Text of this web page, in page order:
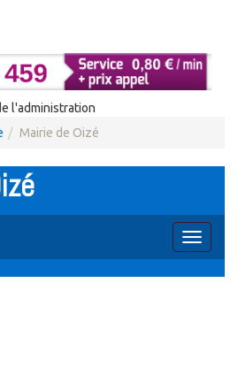
l'administration
Mairie de Oizé
Toggle